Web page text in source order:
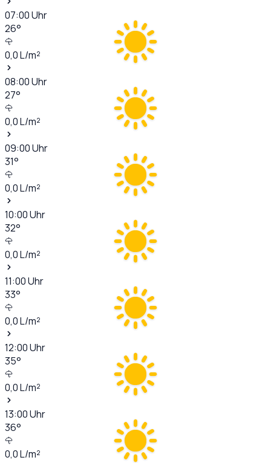
07:00Uhr
26°
0,0L/m²
08:00Uhr
27°
0,0L/m²
09:00Uhr
31°
0,0L/m²
10:00Uhr
32°
0,0L/m²
11:00Uhr
33°
0,0L/m²
12:00Uhr
35°
0,0L/m²
13:00Uhr
36°
0,0L/m²